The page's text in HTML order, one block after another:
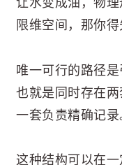
让水变成油，物
限维空间，那你得
唯一可行的路径是
也就是同时存在两
一套负责精确记录
这种结构可以在